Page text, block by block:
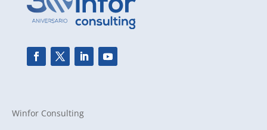
Winfor Consulting